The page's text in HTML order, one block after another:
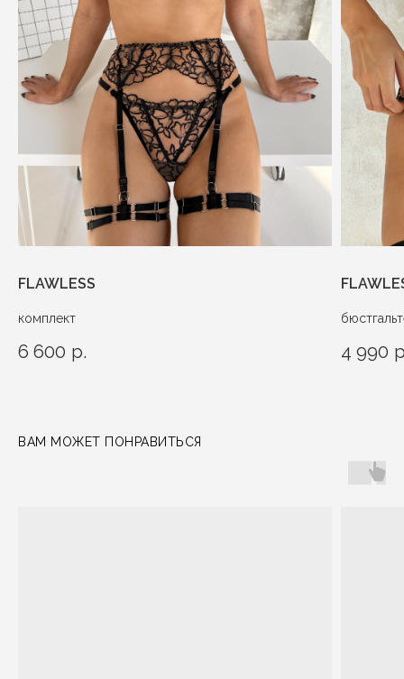
FLAWLESS
комплект
6 600 р. 4 990
ВАМ МОЖЕТ ПОНРАВИТЬСЯ